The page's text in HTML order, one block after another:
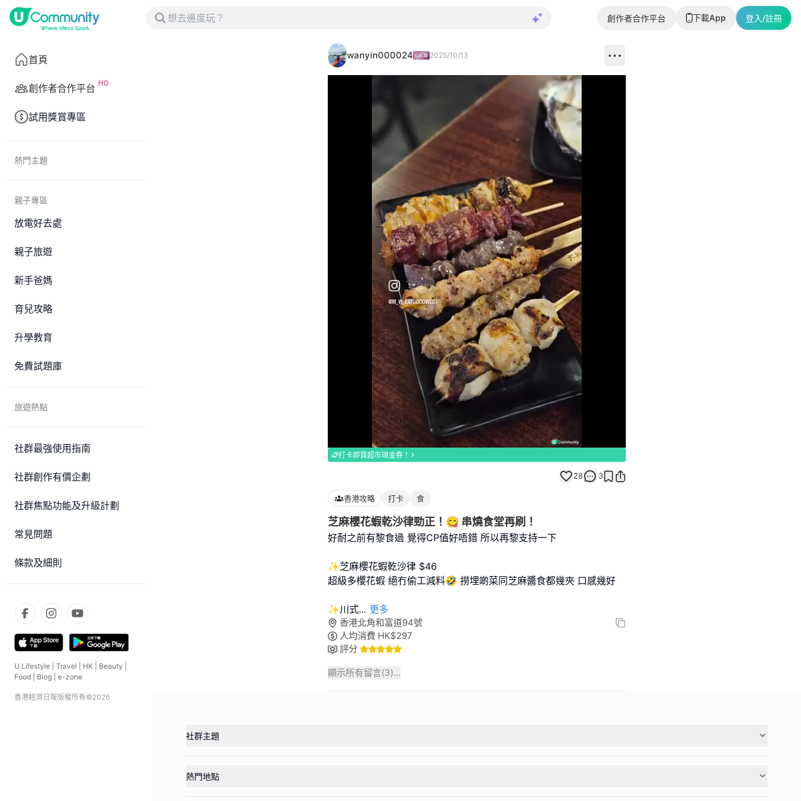
創作者合作平台 下載App 登入/註冊
首頁
創作者合作平台
試用獎賞專區
熱門主題
親子專區
放電好去處
親子旅遊
新手爸媽
育兒攻略
升學教育
免費試題庫
旅遊熱點
社群最強使用指南
社群創作有價企劃
社群焦點功能及升級計劃
常見問題
條款及細則
U Lifestyle Travel HK Beauty
Food
Blog e-zone
香港經濟日報版權所有©2026
wanyin000024 2025/10/13
Loaded
100.00%
打卡即賞超市現金券！
28 3
香港攻略 打卡 食
芝麻櫻花蝦乾沙律勁正！😋 串燒食堂再刷！
好耐之前有黎食過 覺得CP值好唔錯 所以再黎支持一下
✨芝麻櫻花蝦乾沙律 $46
超級多櫻花蝦 絕冇偷工減料🤣 撈埋啲菜同芝麻醬食都幾夾 口感幾好
✨川式... 更多
香港北角和富道94號
人均消費 HK$297
評分
顯示所有留言(3)...
社群主題
熱門地點